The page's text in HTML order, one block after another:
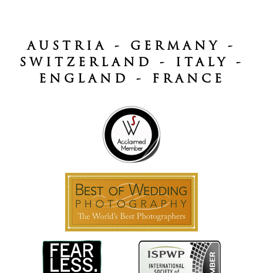
AUSTRIA - GERMANY -
SWITZERLAND - ITALY -
ENGLAND - FRANCE